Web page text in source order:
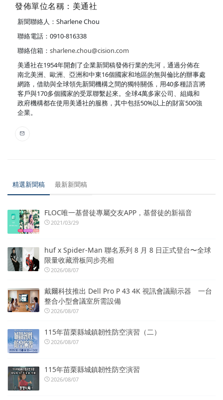
發佈單位名稱：美通社
新聞聯絡人：Sharlene Chou
聯絡電話：0910-816338
聯絡信箱： sharlene.chou@cision.com
美通社在1954年開創了企業新聞稿發佈行業的先河，通過分佈在
南北美洲、歐洲、亞洲和中東16個國家和地區的無與倫比的辦事處
網路，借助與全球領先新聞機構之間的獨特關係，用40多種語言將
客戶與170多個國家的受眾聯繫起來。全球4萬多家公司、組織和
政府機構都在使用美通社的服務，其中包括50%以上的財富500強
企業。
精選新聞稿 最新新聞稿
FLOC唯一基督徒專屬交友APP，基督徒的新福音
2021/03/29
huf x Spider-Man 聯名系列 8 月 8 日正式登台〜全球
限量收藏滑板同步亮相
2026/08/07
戴爾科技推出 Dell Pro P 43 4K 視訊會議顯示器 一台
整合小型會議室所需設備
2026/08/07
115年苗栗縣城鎮韌性防空演習（二）
2026/08/07
115年苗栗縣城鎮韌性防空演習
2026/08/07